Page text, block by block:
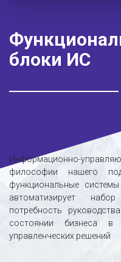
блоки ИС
Информационно-
философии нашего
функциональные
автоматизирует
потребность
состоянии бизнеса в
управленческих решений